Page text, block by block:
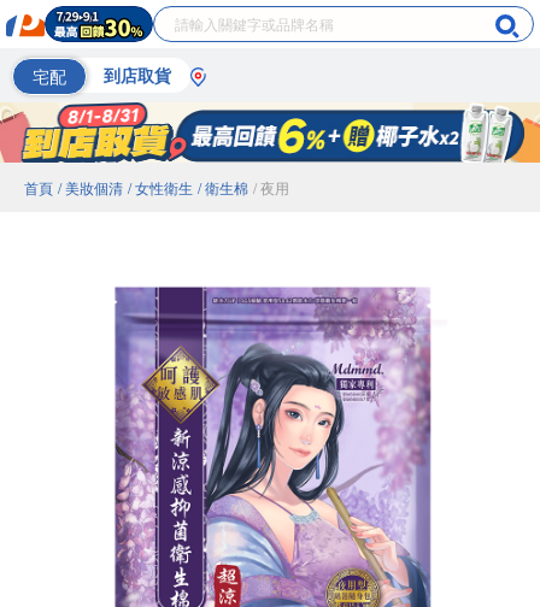
宅配 到店取貨
首頁 / 美妝個清 / 女性衛生 / 衛生棉 / 夜用